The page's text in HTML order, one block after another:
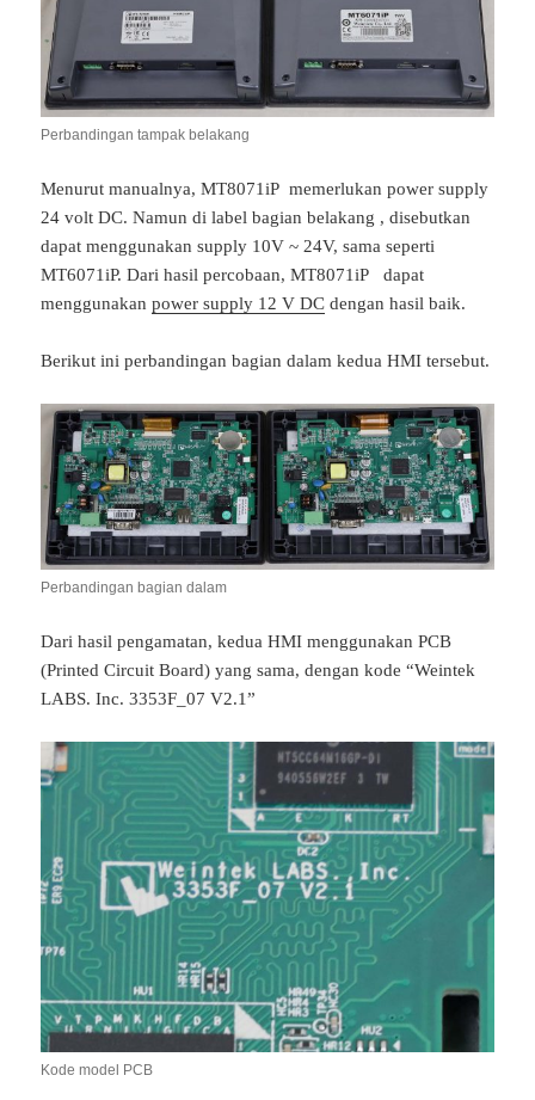
Perbandingan tampak belakang
Menurut manualnya, MT8071iP memerlukan power supply
24 volt DC. Namun di label bagian belakang , disebutkan
dapat menggunakan supply 10V ~ 24V, sama seperti
MT6071iP. Dari hasil percobaan, MT8071iP dapat
menggunakanpower supply 12 V DC dengan hasil baik.
Berikut ini perbandingan bagian dalam kedua HMI tersebut.
Perbandingan bagian dalam
Dari hasil pengamatan, kedua HMI menggunakan PCB
(Printed Circuit Board) yang sama, dengan kode “Weintek
LABS. Inc. 3353F_07 V2.1”
Kode model PCB